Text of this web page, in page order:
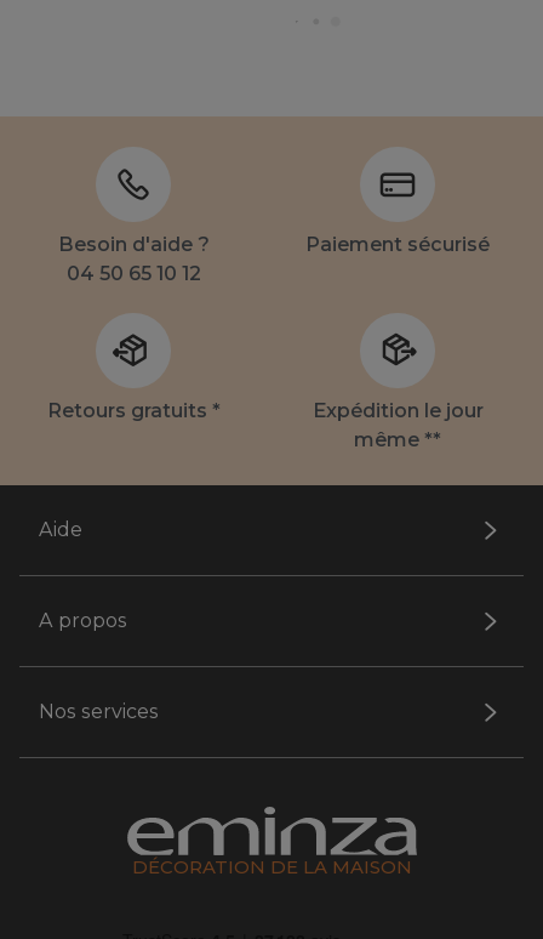
Besoin d'aide ?
04 50 65 10 12
Paiement sécurisé
Retours gratuits *
Expédition le jour
même **
Aide
A propos
Nos services
DÉCORATION DE LA MAISON